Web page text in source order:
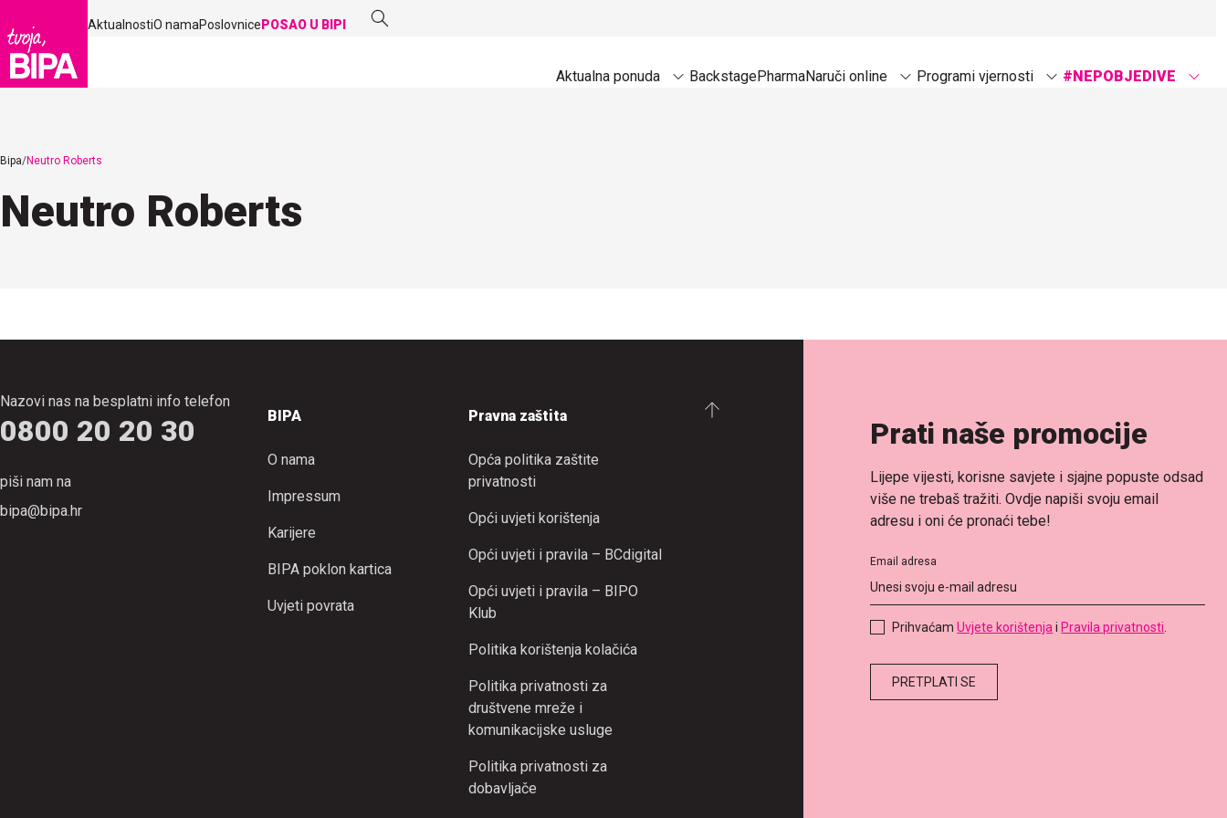
Aktualna ponuda BackstagePharmaNaruči online Programi vjernosti #NEPOBJEDIVE
AktualnostiO namaPoslovnice POSAO U BIPI
Bipa Neutro Roberts
Neutro Roberts
Nazovi nas na besplatni info telefon
0800 20 20 30
piši nam na
bipa@bipa.hr
BIPA
O nama
Impressum
Karijere
BIPA poklon kartica
Uvjeti povrata
Pravna zaštita
Opća politika zaštite
privatnosti
Opći uvjeti korištenja
Opći uvjeti i pravila – BCdigital
Opći uvjeti i pravila – BIPO
Klub
Politika korištenja kolačića
Politika privatnosti za
društvene mreže i
komunikacijske usluge
Politika privatnosti za
dobavljače
Prati naše promocije
Lijepe vijesti, korisne savjete i sjajne popuste odsad
više ne trebaš tražiti. Ovdje napiši svoju email
adresu i oni će pronaći tebe!
Email adresa
PrihvaćamUvjete korištenja iPravila privatnosti